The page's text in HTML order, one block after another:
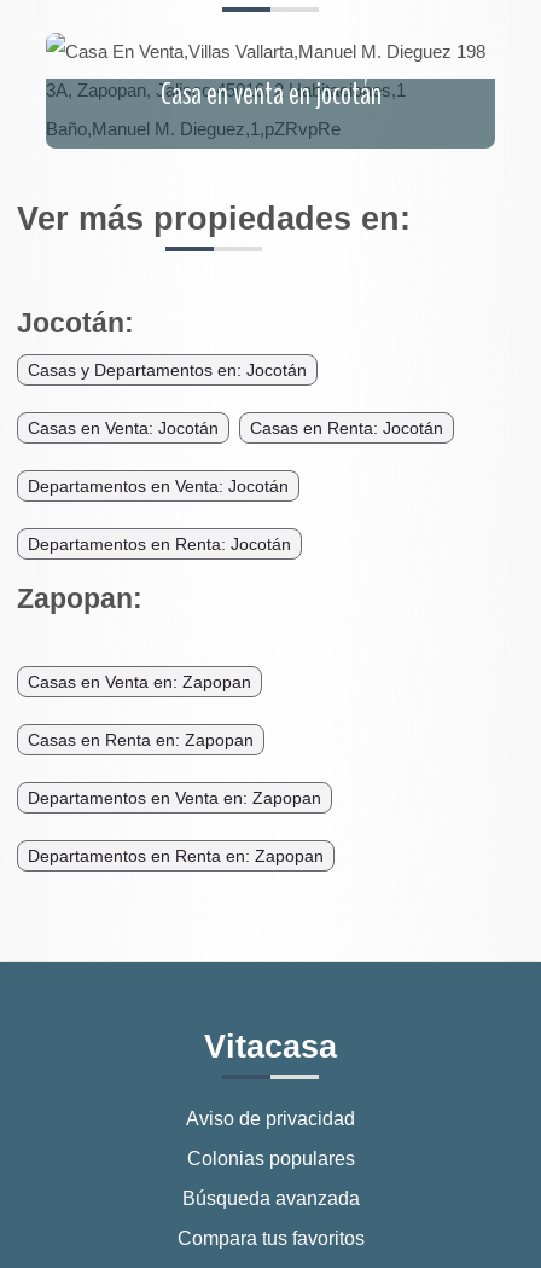
Casa en venta en jocotán
Ver más propiedades en:
Jocotán:
Casas y Departamentos en: Jocotán
Casas en Venta: Jocotán Casas en Renta: Jocotán
Departamentos en Venta: Jocotán
Departamentos en Renta: Jocotán
Zapopan:
Casas en Venta en: Zapopan
Casas en Renta en: Zapopan
Departamentos en Venta en: Zapopan
Departamentos en Renta en: Zapopan
Vitacasa
Aviso de privacidad
Colonias populares
Búsqueda avanzada
Compara tus favoritos